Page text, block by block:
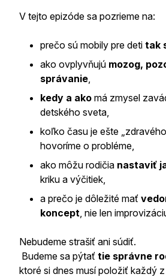
V tejto epizóde sa pozrieme na:
prečo sú mobily pre deti tak
ako ovplyvňujú mozog,
správanie,
kedy a ako má zmysel
detského sveta,
koľko času je ešte
hovoríme o probléme,
ako môžu rodičia nastaviť
kriku a výčitiek,
a prečo je dôležité mať
koncept, nie len
Nebudeme strašiť ani súdiť.
Budeme sa pýtať tie správne
ktoré si dnes musí položiť každý z